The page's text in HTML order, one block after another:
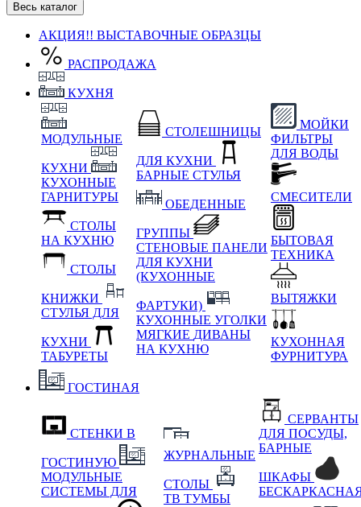
Весь каталог
АКЦИЯ!! ВЫСТАВОЧНЫЕ ОБРАЗЦЫ
РАСПРОДАЖА
КУХНЯ
МОДУЛЬНЫЕ
КУХНИ
КУХОННЫЕ
ГАРНИТУРЫ
СТОЛЫ
НА КУХНЮ
СТОЛЫ
КНИЖКИ
СТУЛЬЯ ДЛЯ
КУХНИ
ТАБУРЕТЫ
СТОЛЕШНИЦЫ
ДЛЯ КУХНИ
БАРНЫЕ СТУЛЬЯ
ОБЕДЕННЫЕ
ГРУППЫ
СТЕНОВЫЕ ПАНЕЛИ
ДЛЯ КУХНИ
(КУХОННЫЕ
ФАРТУКИ)
КУХОННЫЕ УГОЛКИ
МЯГКИЕ ДИВАНЫ
НА КУХНЮ
МОЙКИ
ФИЛЬТРЫ
ДЛЯ ВОДЫ
СМЕСИТЕЛИ
БЫТОВАЯ
ТЕХНИКА
ВЫТЯЖКИ
КУХОННАЯ
ФУРНИТУРА
ГОСТИНАЯ
СТЕНКИ В
ГОСТИНУЮ
МОДУЛЬНЫЕ
СИСТЕМЫ ДЛЯ
ЖУРНАЛЬНЫЕ
СТОЛЫ
ТВ ТУМБЫ
СЕРВАНТЫ
ДЛЯ ПОСУДЫ,
БАРНЫЕ
ШКАФЫ